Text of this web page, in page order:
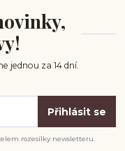
jednou za 14 dní.
Přihlásit se
rozesílky newsletteru.